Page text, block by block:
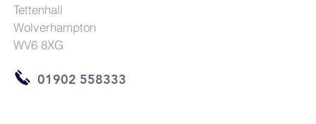
Tettenhall
Wolverhampton
WV6 8XG
01902 558333